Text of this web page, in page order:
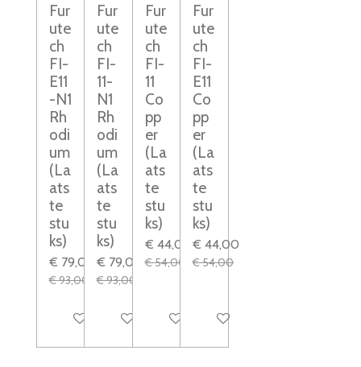
Fur
ute
ch
FI-
E11
-N1
Rh
odi
um
(La
ats
te
stu
ks)
€ 79,00
€ 93,00
In winkelwagen
Fur
ute
ch
FI-
11-
N1
Rh
odi
um
(La
ats
te
stu
ks)
€ 79,00
€ 93,00
In winkelwagen
Fur
ute
ch
FI-
11
Co
pp
er
(La
ats
te
stu
ks)
€ 44,00
€ 54,00
In winkelwagen
Fur
ute
ch
FI-
E11
Co
pp
er
(La
ats
te
stu
ks)
€ 44,00
€ 54,00
In winkelwagen